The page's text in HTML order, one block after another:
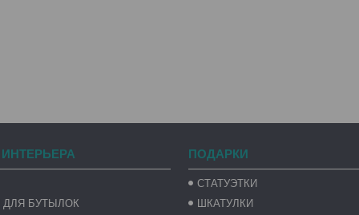
ДЛЯ БУТЫЛОК
ПОДАРКИ
СТАТУЭТКИ
ШКАТУЛКИ